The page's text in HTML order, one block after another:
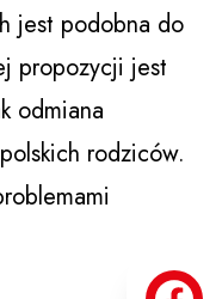
jest podobna do
propozycji jest
odmiana
rodziców.